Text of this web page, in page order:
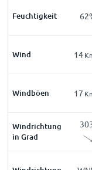
Feuchtigkeit
73% 62
Wind
h 14
Windböen
h 14Km/h 17
Windrichtung
in Grad
268°